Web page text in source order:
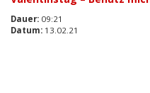
Dauer: 09:21
Datum: 13.02.21